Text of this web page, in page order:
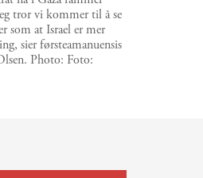
tror vi kommer til å se
som at Israel er mer
sier førsteamanuensis
Photo: Foto: